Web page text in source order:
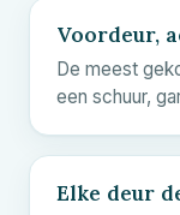
Voordeur,
De meest
een schuur,
Elke deur